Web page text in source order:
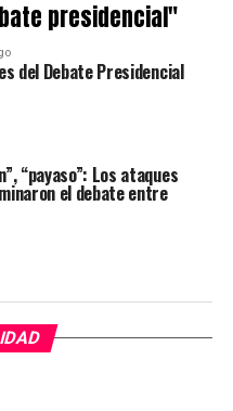
presidencial"
del Debate Presidencial
“payaso”: Los ataques
el debate entre